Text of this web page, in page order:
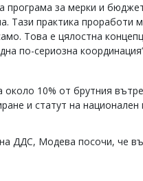
програма за мерки и
Тази практика проработи
Това е цялостна
по-сериозна
10% от брутния
и статут на национален
ДДС, Модева посочи, че